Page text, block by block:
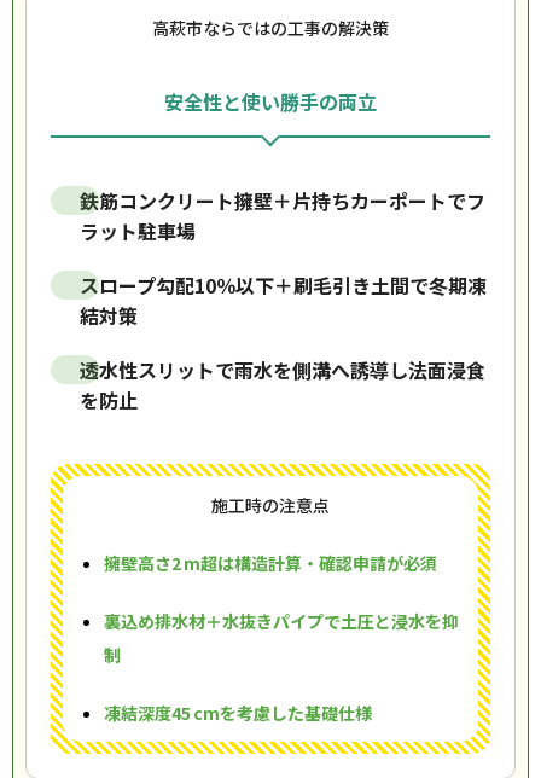
高萩市ならではの工事の解決策
安全性と使い勝手の両立
鉄筋コンクリート擁壁＋片持ちカーポートでフ
ラット駐車場
スロープ勾配10％以下＋刷毛引き土間で冬期凍
結対策
透水性スリットで雨水を側溝へ誘導し法面浸食
を防止
施工時の注意点
擁壁高さ2 m超は構造計算・確認申請が必須
裏込め排水材＋水抜きパイプで土圧と浸水を抑
制
凍結深度45 cmを考慮した基礎仕様